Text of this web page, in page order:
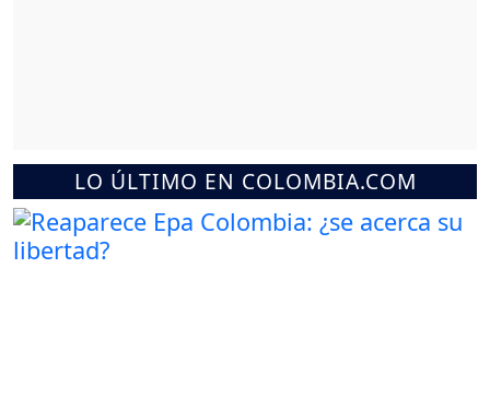
LO ÚLTIMO EN COLOMBIA.COM